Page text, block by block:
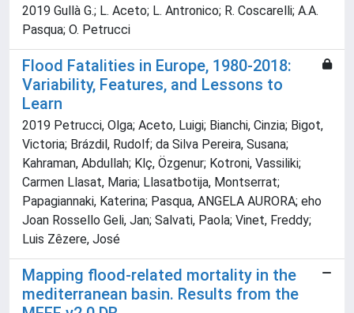
2019 Gullà G.; L. Aceto; L. Antronico; R. Coscarelli; A.A.
Pasqua; O. Petrucci
Flood Fatalities in Europe, 1980-2018:
Variability, Features, and Lessons to
Learn
2019 Petrucci, Olga; Aceto, Luigi; Bianchi, Cinzia; Bigot,
Victoria; Brázdil, Rudolf; da Silva Pereira, Susana;
Kahraman, Abdullah; Klç, Özgenur; Kotroni, Vassiliki;
Carmen Llasat, Maria; Llasatbotija, Montserrat;
Papagiannaki, Katerina; Pasqua, ANGELA AURORA; eho
Joan Rossello Geli, Jan; Salvati, Paola; Vinet, Freddy;
Luis Zêzere, José
Mapping flood-related mortality in the
mediterranean basin. Results from the